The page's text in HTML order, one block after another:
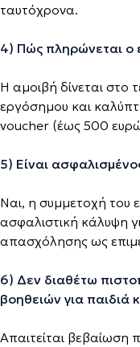
ταυτόχρονα.
4) Πώς πληρώνεται ο
Η αμοιβή δίνεται στο
εργόσημου και
voucher (έως 500
5) Είναι
Ναι, η συμμετοχή του
ασφαλιστική κάλυψη
απασχόλησης ως
6) Δεν διαθέτω
βοηθειών για
Απαιτείται